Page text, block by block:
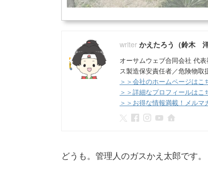
かえたろう（鈴木 洋
オーサムウェブ合同会社 代
ス製造保安責任者／危険物
＞＞会社のホームページはこ
＞＞詳細なプロフィールはこ
＞＞お得な情報満載！メルマ
どうも。管理人のガスかえ太郎です。